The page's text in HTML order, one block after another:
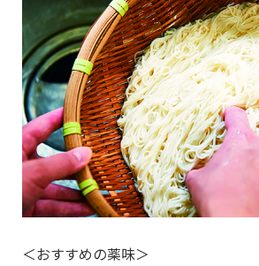
＜おすすめの薬味＞